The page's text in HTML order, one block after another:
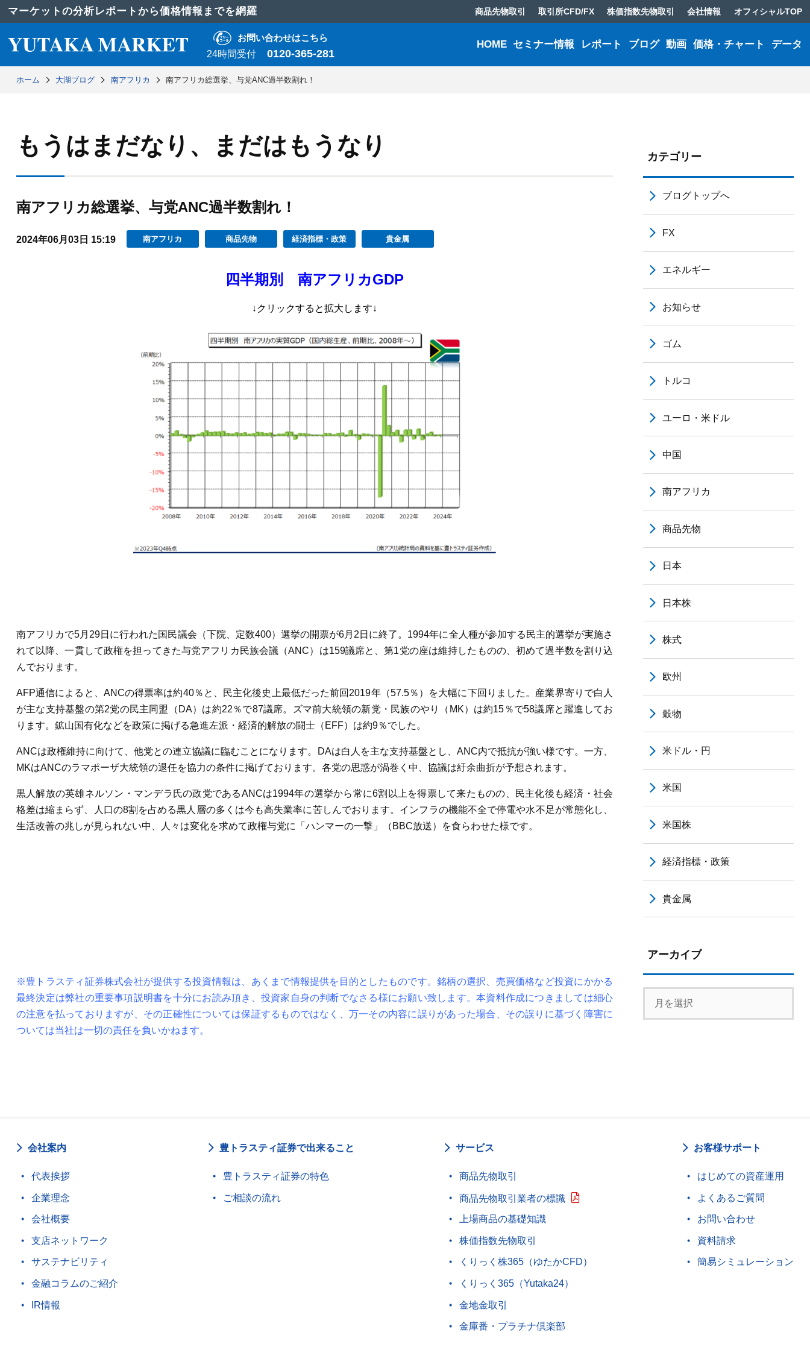
マーケットの分析レポートから価格情報までを網羅 商品先物取引 取引所CFD/FX 株価指数先物取引 会社情報 オフィシャルTOP
お問い合わせはこちら
24時間受付
0120-365-281
HOME セミナー情報 レポート ブログ 動画 価格・チャート データ
ホーム 大湖ブログ 南アフリカ 南アフリカ総選挙、与党ANC過半数割れ！
もうはまだなり、まだはもうなり
南アフリカ総選挙、与党ANC過半数割れ！
2024年06月03日 15:19 南アフリカ 商品先物 経済指標・政策 貴金属
四半期別 南アフリカGDP
↓クリックすると拡大します↓
南アフリカで5月29日に行われた国民議会（下院、定数400）選挙の開票が6月2日に終了。1994年に全人種が参加する民主的選挙が実施さ
れて以降、一貫して政権を担ってきた与党アフリカ民族会議（ANC）は159議席と、第1党の座は維持したものの、初めて過半数を割り込
んでおります。
AFP通信によると、ANCの得票率は約40％と、民主化後史上最低だった前回2019年（57.5％）を大幅に下回りました。産業界寄りで白人
が主な支持基盤の第2党の民主同盟（DA）は約22％で87議席。ズマ前大統領の新党・民族のやり（MK）は約15％で58議席と躍進してお
ります。鉱山国有化などを政策に掲げる急進左派・経済的解放の闘士（EFF）は約9％でした。
ANCは政権維持に向けて、他党との連立協議に臨むことになります。DAは白人を主な支持基盤とし、ANC内で抵抗が強い様です。一方、
MKはANCのラマポーザ大統領の退任を協力の条件に掲げております。各党の思惑が渦巻く中、協議は紆余曲折が予想されます。
黒人解放の英雄ネルソン・マンデラ氏の政党であるANCは1994年の選挙から常に6割以上を得票して来たものの、民主化後も経済・社会
格差は縮まらず、人口の8割を占める黒人層の多くは今も高失業率に苦しんでおります。インフラの機能不全で停電や水不足が常態化し、
生活改善の兆しが見られない中、人々は変化を求めて政権与党に「ハンマーの一撃」（BBC放送）を食らわせた様です。
※豊トラスティ証券株式会社が提供する投資情報は、あくまで情報提供を目的としたものです。銘柄の選択、売買価格など投資にかかる
最終決定は弊社の重要事項説明書を十分にお読み頂き、投資家自身の判断でなさる様にお願い致します。本資料作成につきましては細心
の注意を払っておりますが、その正確性については保証するものではなく、万一その内容に誤りがあった場合、その誤りに基づく障害に
ついては当社は一切の責任を負いかねます。
カテゴリー
ブログトップへ
FX
エネルギー
お知らせ
ゴム
トルコ
ユーロ・米ドル
中国
南アフリカ
商品先物
日本
日本株
株式
欧州
穀物
米ドル・円
米国
米国株
経済指標・政策
貴金属
アーカイブ
会社案内
代表挨拶
企業理念
会社概要
支店ネットワーク
サステナビリティ
金融コラムのご紹介
IR情報
豊トラスティ証券で出来ること
豊トラスティ証券の特色
ご相談の流れ
サービス
商品先物取引
商品先物取引業者の標識
上場商品の基礎知識
株価指数先物取引
くりっく株365（ゆたかCFD）
くりっく365（Yutaka24）
金地金取引
金庫番・プラチナ倶楽部
お客様サポート
はじめての資産運用
よくあるご質問
お問い合わせ
資料請求
簡易シミュレーション